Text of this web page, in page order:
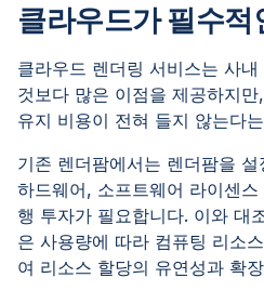
클라우드가 필수적
클라우드 렌더링 서비스는 사
것보다 많은 이점을 제공하지
유지 비용이 전혀 들지 않는다
기존 렌더팜에서는 렌더팜을
하드웨어, 소프트웨어 라이센
행 투자가 필요합니다. 이와 대
은 사용량에 따라 컴퓨팅 리소
여 리소스 할당의 유연성과 확